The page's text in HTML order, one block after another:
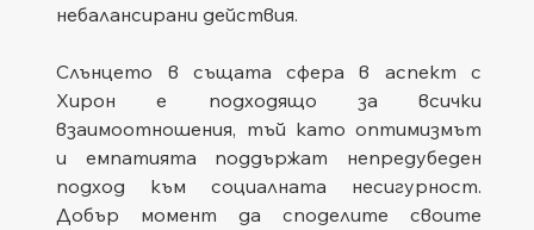
небалансирани действия.
Слънцето в същата сфера в аспект с
Хирон е подходящо за всички
взаимоотношения, тъй като оптимизмът
и емпатията поддържат непредубеден
подход към социалната несигурност.
Добър момент да споделите своите